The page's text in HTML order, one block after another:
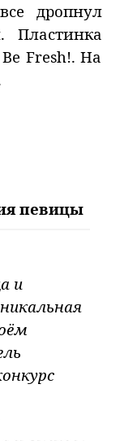
дропнул
Пластинка
Fresh!. На
певицы
и